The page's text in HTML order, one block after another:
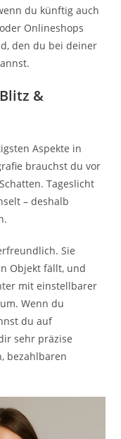
du künftig auch
Onlineshops
den du bei deiner
&
Aspekte in
brauchst du vor
Tageslicht
– deshalb
Sie
Objekt fällt, und
mit einstellbarer
Wenn du
du auf
sehr präzise
bezahlbaren